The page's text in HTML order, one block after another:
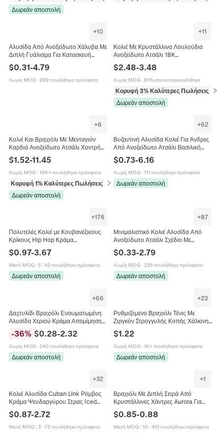
Δωρεάν αποστολή
+10
Αλυσίδα Από Ανοξείδωτο Χάλυβα Με
Διπλή Γυάλισμα Για Κατασκευή
Αξεσουάρ
$0.31-4.79
Χωρίς MOQ · 269 πουλήθηκε πρόσφατα
+11
Κολιέ Με Κρυστάλλινα Λουλούδια
Ανοξείδωτο Ατσάλι 18K
Κοσμήματα Για Γυναίκες
$2.48-3.48
Χωρίς MOQ · 81% επαναπαραγγέλθηκε
Κορυφή 3% Καλύτερες Πωλήσεις
σε
Δωρεάν αποστολή
+6
Κολιέ Και Βραχιόλι Με Μενταγιόν
Καρδιά Ανοξείδωτο Ατσάλι Χοντρή
Αλυσίδα Κλείσιμο Toggle
Μινιμαλιστικά Κοσμήματα Για
Γυναίκες
$1.52-11.45
Χωρίς MOQ · 10K+ πουλήθηκε πρόσφατα
Κορυφή 1% Καλύτερες Πωλήσεις
σε Σετ κοσμημάτων
Δωρεάν αποστολή
+62
Βυζαντινή Αλυσίδα Κολιέ Για Άνδρες
Από Ανοξείδωτο Ατσάλι Βασιλική
Αλυσίδα Πανκ Στιλ Κοσμήματα
Τετράγωνη Αγκράφα
$0.73-6.16
Χωρίς MOQ · 111 πουλήθηκε πρόσφατα
Δωρεάν αποστολή
+176
Πολυτελές Κολιέ με Κουβανέζικους
Κρίκους Hip Hop Κράμα
Ψευδαργύρου Στρας Choker
Ανδρικό Γυναικείο Κόσμημα Πάρτι
Streetwear
$0.97-3.67
Μικτό MOQ : 5· 42 πουλήθηκε πρόσφατα
Δωρεάν αποστολή
+87
Μινιμαλιστικό Κολιέ Αλυσίδα Από
Ανοξείδωτο Ατσάλι Σχέδιο Με
Στρογγυλούς Κρίκους Κοσμήματα
Για Άνδρες Και Γυναίκες
$0.33-2.79
Χωρίς MOQ · 235 πουλήθηκε πρόσφατα
Δωρεάν αποστολή
+66
Δαχτυλίδι Βραχιόλι Ενσωματωμένη
Αλυσίδα Χεριού Κράμα Απομίμηση
Boho Πολυεπίπεδα Ρυθμιζόμενα
Κοσμήματα Γυναίκες
-36% $0.28-2.32
Χωρίς MOQ · 240 πουλήθηκε πρόσφατα
Δωρεάν αποστολή
+23
Ρυθμιζόμενο Βραχιόλι Τένις Με
Ζιργκόν Στρογγυλής Κοπής Χάλκινη
Συρόμενο Κούμπωμα
$1.22
Χωρίς MOQ · 1K+ πουλήθηκε πρόσφατα
Δωρεάν αποστολή
+32
Κολιέ Αλυσίδα Cuban Link Ρόμβος
Κράμα Ψευδαργύρου Στρας Iced
Out Hip Hop Κοσμήματα Για Άνδρες
Γυναίκες
$0.87-2.72
Μικτό MOQ : 3· 72 πουλήθηκε πρόσφατα
+1
Βραχιόλι Με Διπλή Σειρά Από
Κρυστάλλινες Χάντρες Aurora Για
Κορίτσια Επιχρυσωμένο 18K
Ρυθμιζόμενη Αλυσίδα
$0.85-0.88
Μικτό MOQ : 10 · 413 πουλήθηκε πρόσφατα